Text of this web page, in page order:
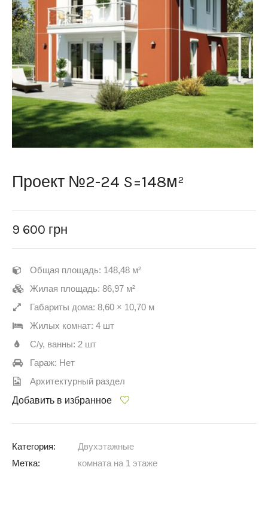
Проект №2-24 S=148м²
9 600 грн
Общая площадь: 148,48 м²
Жилая площадь: 86,97 м²
Габариты дома: 8,60 × 10,70 м
Жилых комнат: 4 шт
С/у, ванны: 2 шт
Гараж: Нет
Архитектурный раздел
Добавить в избранное
Категория:
Двухэтажные
Метка:
комната на 1 этаже